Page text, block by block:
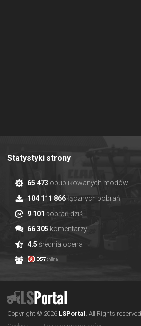
Statystyki strony
65 473 opublikowanych modów
104 111 866łącznych pobrań
9 101 pobrań dziś
66 305 komentarzy
4.5 średnia ocena
Copyright © 2026 LSPortal
All Rights reserved.